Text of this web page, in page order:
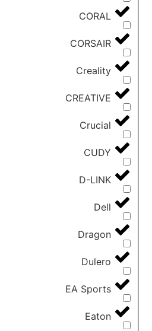
CORAL
CORSAIR
Creality
CREATIVE
Crucial
CUDY
D-LINK
Dell
Dragon
Dulero
EA Sports
Eaton